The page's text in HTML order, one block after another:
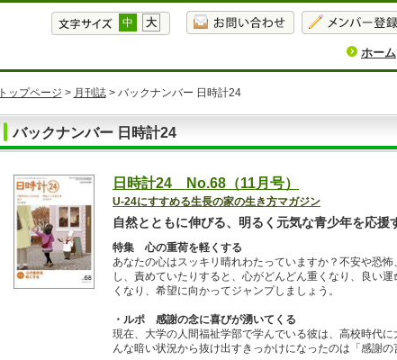
中 大
ホーム
トップページ > 月刊誌> バックナンバー 日時計24
バックナンバー 日時計24
日時計24 No.68（11月号）
U-24にすすめる生長の家の生き方マガジン
自然とともに伸びる、明るく元気な青少年を応援
特集 心の重荷を軽くする
あなたの心はスッキリ晴れわたっていますか？不安や恐
し、責めていたりすると、心がどんどん重くなり、良い
くなり、希望に向かってジャンプしましょう。
・ルポ 感謝の念に喜びが湧いてくる
現在、大学の人間福祉学部で学んでいる彼は、高校時代
んな暗い状況から抜け出すきっかけになったのは「感謝